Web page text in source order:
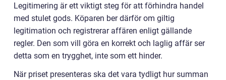
Legitimering är ett viktigt steg för att förhindra handel
med stulet gods. Köparen ber därför om giltig
legitimation och registrerar affären enligt gällande
regler. Den som vill göra en korrekt och laglig affär ser
detta som en trygghet, inte som ett hinder.
När priset presenteras ska det vara tydligt hur summan